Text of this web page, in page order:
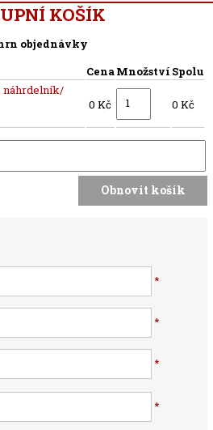
KOŠÍK
objednávky
CenaMnožství Spolu
náhrdelník/
0 Kč 0 Kč
*
*
*
*